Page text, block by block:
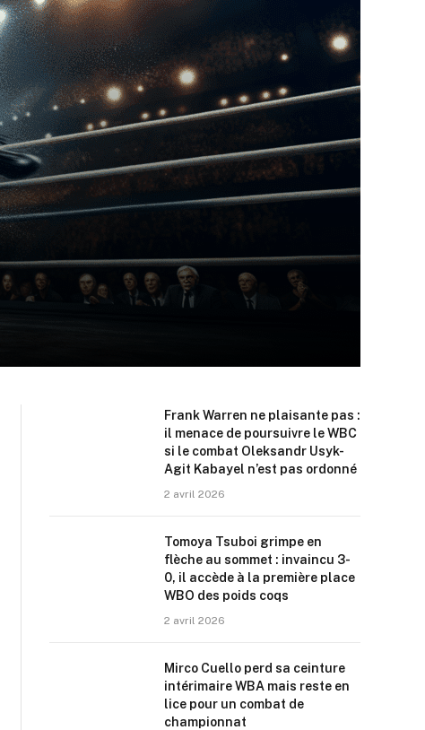
Frank Warren ne plaisante pas :
il menace de poursuivre le WBC
si le combat Oleksandr Usyk-
Agit Kabayel n’est pas ordonné
2 avril 2026
Tomoya Tsuboi grimpe en
flèche au sommet : invaincu 3-
0, il accède à la première place
WBO des poids coqs
2 avril 2026
Mirco Cuello perd sa ceinture
intérimaire WBA mais reste en
lice pour un combat de
championnat